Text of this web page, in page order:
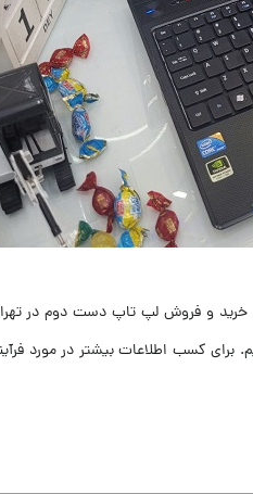
خرید و فروش لپ تاپ دست دوم در
برای کسب اطلاعات بیشتر در مورد